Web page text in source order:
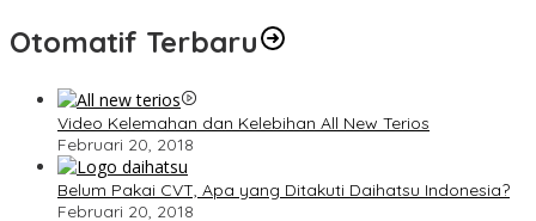
Otomatif Terbaru
Video Kelemahan dan Kelebihan All New Terios
Februari 20, 2018
Belum Pakai CVT, Apa yang Ditakuti Daihatsu Indonesia?
Februari 20, 2018